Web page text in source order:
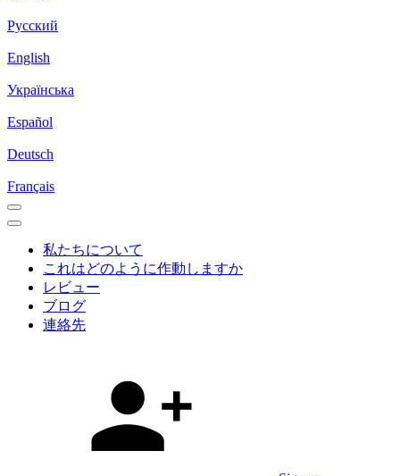
Русский
English
Українська
Español
Deutsch
Français
私たちについて
これはどのように作動しますか
レビュー
ブログ
連絡先